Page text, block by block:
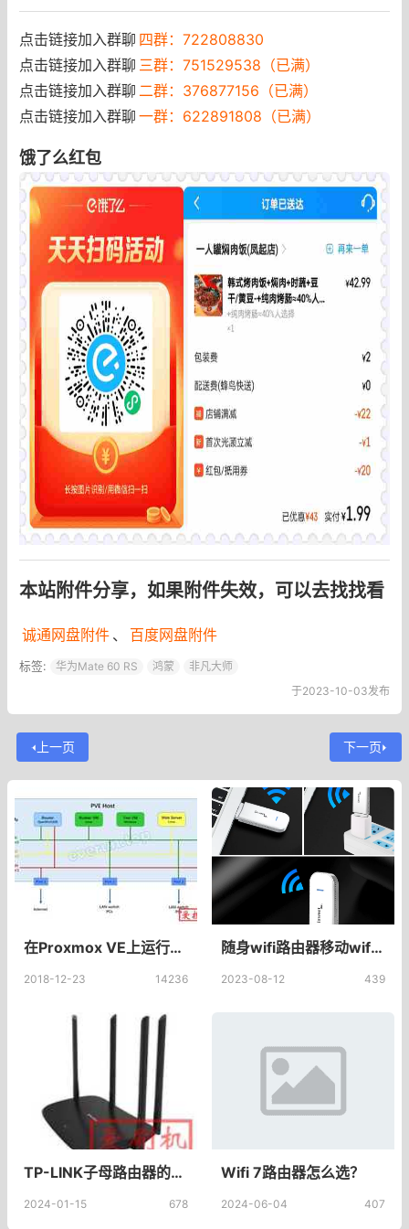
点击链接加入群聊 四群：722808830
点击链接加入群聊 三群：751529538（已满）
点击链接加入群聊 二群：376877156（已满）
点击链接加入群聊 一群：622891808（已满）
饿了么红包
本站附件分享，如果附件失效，可以去找找看
诚通网盘附件 、 百度网盘附件
标签: 华为Mate 60 RS 鸿蒙
非凡大师
于2023-10-03发布
上一页 下一页
在Proxmox VE上运行OpenWrt/LEDE虚拟机——3.PVE的网络设置(1)规划网络
2018-12-23 14236
随身wifi路由器移动wifi免插卡物联网专用4g电信卡无线网卡_百果门旗舰店
2023-08-12 439
​TP-LINK子母路由器的复位键在哪？tp-link子母路由器的复位键？
2024-01-15 678
Wifi 7路由器怎么选？
2024-06-04 407